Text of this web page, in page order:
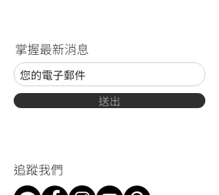
掌握最新消息
送出
​追蹤我們